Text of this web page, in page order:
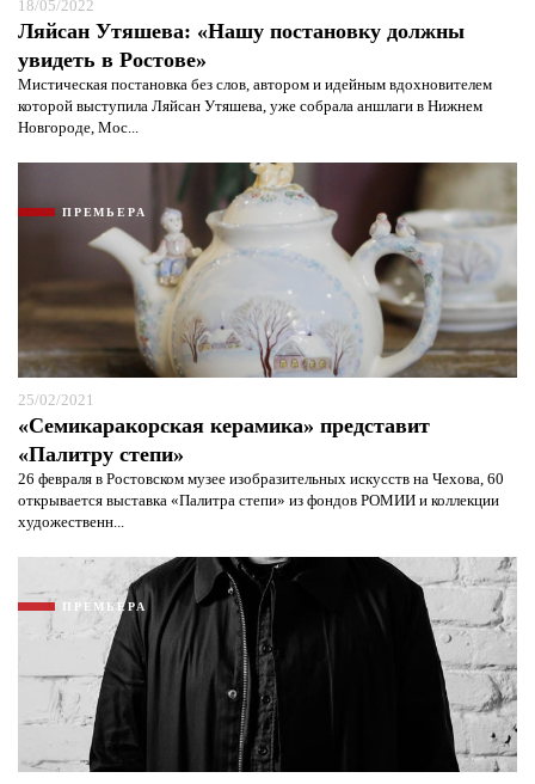
18/05/2022
Ляйсан Утяшева: «Нашу постановку должны
увидеть в Ростове»
Мистическая постановка без слов, автором и идейным вдохновителем
которой выступила Ляйсан Утяшева, уже собрала аншлаги в Нижнем
Новгороде, Мос...
ПРЕМЬЕРА
25/02/2021
«Семикаракорская керамика» представит
«Палитру степи»
26 февраля в Ростовском музее изобразительных искусств на Чехова, 60
открывается выставка «Палитра степи» из фондов РОМИИ и коллекции
художественн...
ПРЕМЬЕРА
Я согласен с
защиты информации*
защиты информации*